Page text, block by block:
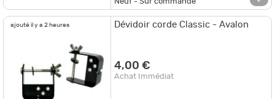
ajouté il y a 2 heures Dévidoir corde Classic - Avalon
4,00 €
Achat Immédiat